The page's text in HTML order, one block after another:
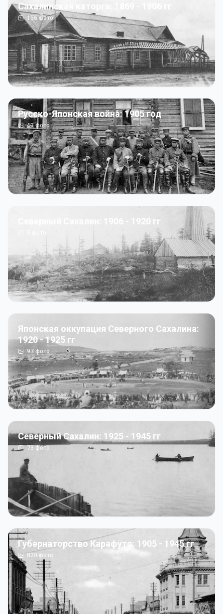
Сахалинская каторга: 1869 - 1906 гг
156фото
Русско-Японская война: 1905 год
43фото
Северный Сахалин: 1906 - 1920 гг
Японская оккупация Северного Сахалина:
1920 - 1925 гг
97 фото
Северный Сахалин: 1925 - 1945 гг
73фото
Губернаторство Карафуто: 1905 - 1945 гг
820 фото